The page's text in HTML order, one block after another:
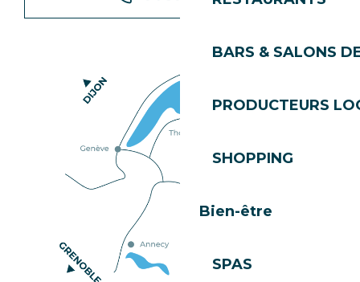
BARS & SALONS
PRODUCTEURS
SHOPPING
Bien-être
SPAS